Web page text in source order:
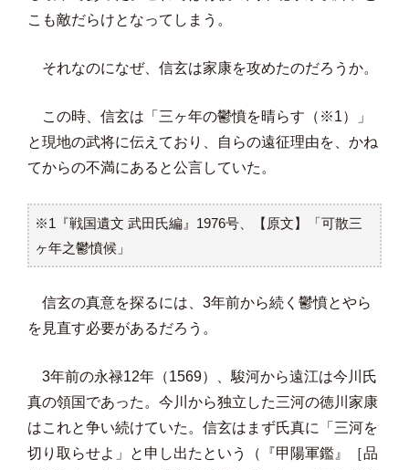
こも敵だらけとなってしまう。
それなのになぜ、信玄は家康を攻めたのだろうか。
この時、信玄は「三ヶ年の鬱憤を晴らす（※1）」
と現地の武将に伝えており、自らの遠征理由を、かね
てからの不満にあると公言していた。
※1『戦国遺文 武田氏編』1976号、【原文】「可散三
ヶ年之鬱憤候」
信玄の真意を探るには、3年前から続く鬱憤とやら
を見直す必要があるだろう。
3年前の永禄12年（1569）、駿河から遠江は今川氏
真の領国であった。今川から独立した三河の徳川家康
はこれと争い続けていた。信玄はまず氏真に「三河を
切り取らせよ」と申し出たという（『甲陽軍鑑』［品